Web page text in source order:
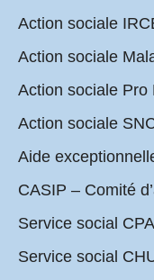
Action sociale
Action sociale
Action sociale Pro
Action sociale
Aide
CASIP – Comité
Service social
Service social